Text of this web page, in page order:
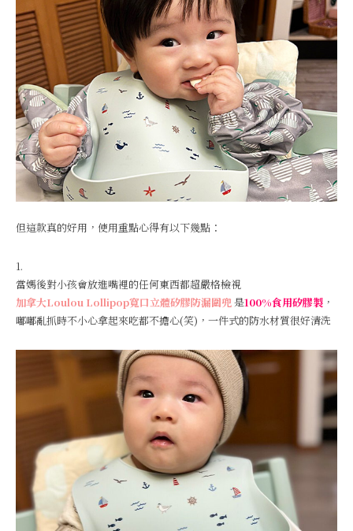
但這款真的好用，使用重點心得有以下幾點：
1.
當媽後對小孩會放進嘴裡的任何東西都超嚴格檢視
加拿大Loulou Lollipop寬口立體矽膠防漏圍兜是100%食用矽膠製 ，
嘟嘟亂抓時不小心拿起來吃都不擔心(笑)，一件式的防水材質很好清洗